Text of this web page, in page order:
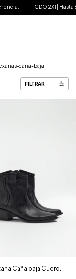
2X1 | Hasta 6 Cuotas sin
cana-baja
FILTRAR
Caña baja Cuero.